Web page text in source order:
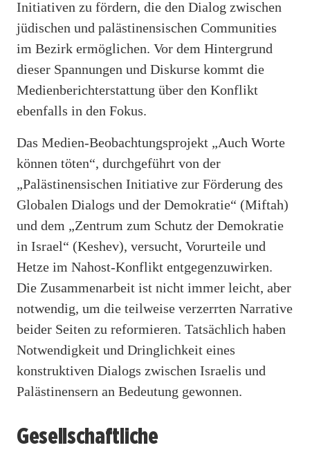
Initiativen zu fördern, die den Dialog zwischen
jüdischen und palästinensischen Communities
im Bezirk ermöglichen. Vor dem Hintergrund
dieser Spannungen und Diskurse kommt die
Medienberichterstattung über den Konflikt
ebenfalls in den Fokus.
Das Medien-Beobachtungsprojekt „Auch Worte
können töten“, durchgeführt von der
„Palästinensischen Initiative zur Förderung des
Globalen Dialogs und der Demokratie“ (Miftah)
und dem „Zentrum zum Schutz der Demokratie
in Israel“ (Keshev), versucht, Vorurteile und
Hetze im Nahost-Konflikt entgegenzuwirken.
Die Zusammenarbeit ist nicht immer leicht, aber
notwendig, um die teilweise verzerrten Narrative
beider Seiten zu reformieren. Tatsächlich haben
Notwendigkeit und Dringlichkeit eines
konstruktiven Dialogs zwischen Israelis und
Palästinensern an Bedeutung gewonnen.
Gesellschaftliche